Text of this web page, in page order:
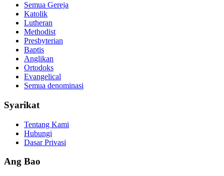
Semua Gereja
Katolik
Lutheran
Methodist
Presbyterian
Baptis
Anglikan
Ortodoks
Evangelical
Semua denominasi
Syarikat
Tentang Kami
Hubungi
Dasar Privasi
Ang Bao